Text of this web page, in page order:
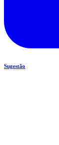
Sugestão